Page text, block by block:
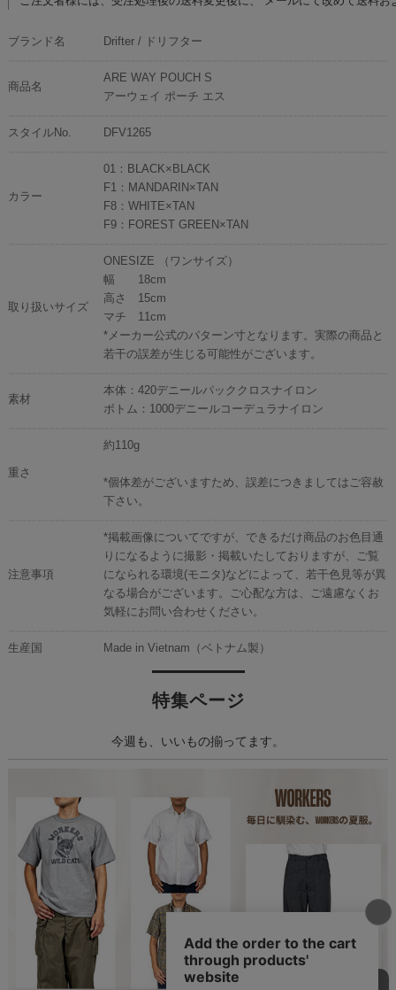
ブランド名 Drifter / ドリフター
商品名
ARE WAY POUCH S
アーウェイ ポーチ エス
スタイルNo. DFV1265
カラー
01：BLACK×BLACK
F1：MANDARIN×TAN
F8：WHITE×TAN
F9：FOREST GREEN×TAN
取り扱いサイズ
ONESIZE （ワンサイズ）
幅 18cm
高さ 15cm
マチ 11cm
*メーカー公式のパターン寸となります。実際の商品と
若干の誤差が生じる可能性がございます。
素材
本体：420デニールパッククロスナイロン
ボトム：1000デニールコーデュラナイロン
重さ
約110g
*個体差がございますため、誤差につきましてはご容赦
下さい。
注意事項
*掲載画像についてですが、できるだけ商品のお色目通
りになるように撮影・掲載いたしておりますが、ご覧
になられる環境(モニタ)などによって、若干色見等が異
なる場合がございます。ご心配な方は、ご遠慮なくお
気軽にお問い合わせください。
生産国 Made in Vietnam（ベトナム製）
特集ページ
今週も、いいもの揃ってます。